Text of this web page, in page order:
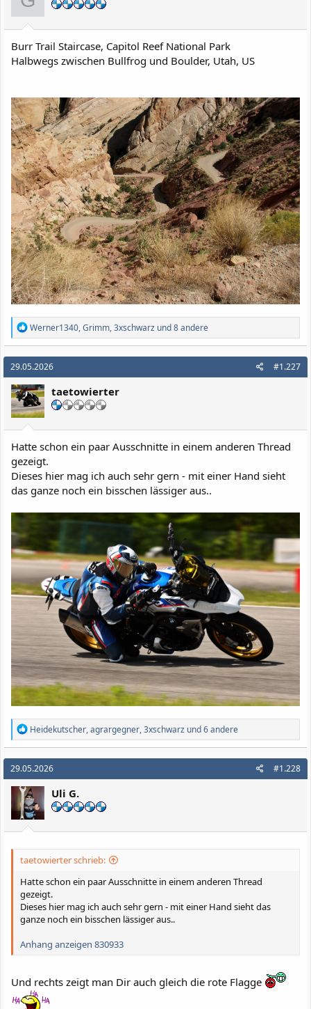
n
e
n
Burr Trail Staircase, Capitol Reef National Park
Halbwegs zwischen Bullfrog und Boulder, Utah, US
R
e
a
k
t
i
o
n
e
n
Werner1340,Grimm,3xschwarz und 8 andere
29.05.2026 #1.227
taetowierter
Hatte schon ein paar Ausschnitte in einem anderen Thread
gezeigt.
Dieses hier mag ich auch sehr gern - mit einer Hand sieht
das ganze noch ein bisschen lässiger aus..
R
e
a
k
t
i
o
n
e
n
Heidekutscher,agrargegner,3xschwarz und 6 andere
29.05.2026 #1.228
Uli G.
taetowierter schrieb:
Hatte schon ein paar Ausschnitte in einem anderen Thread
gezeigt.
Dieses hier mag ich auch sehr gern - mit einer Hand sieht das
ganze noch ein bisschen lässiger aus..
Anhang anzeigen 830933
Und rechts zeigt man Dir auch gleich die rote Flagge